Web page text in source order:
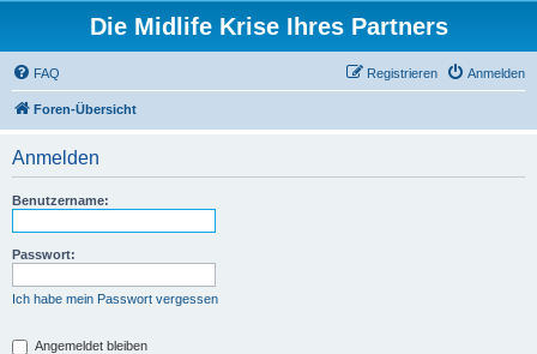
Die Midlife Krise Ihres Partners
FAQ Anmelden
Registrieren
Foren-Übersicht
Anmelden
Benutzername:
Passwort:
Ich habe mein Passwort vergessen
Angemeldet bleiben